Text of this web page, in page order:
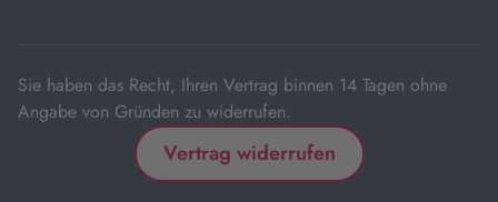
Sie haben das Recht, Ihren Vertrag binnen 14 Tagen ohne
Angabe von Gründen zu widerrufen.
Vertrag widerrufen